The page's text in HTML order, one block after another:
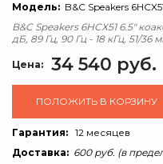
Модель: B&C Speakers
B&C Speakers 6HCX51 6.5"
дБ, 89 Гц, 90 Гц - 18 кГц, 51/
Цена: 34 540 руб.
ПОЛОЖИТЬ В КОРЗИНУ
Гарантия: 12 месяцев
Доставка: 600 руб. (в